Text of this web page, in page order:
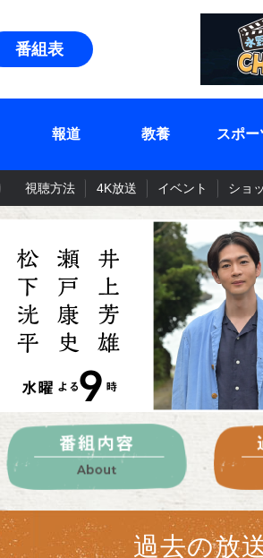
番組表
報道 教養 スポー
視聴方法 4K放送 イベント ショ
過去の放